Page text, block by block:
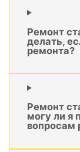
Ремонт
делать,
ремонта?
Ремонт
могу ли я
вопросам